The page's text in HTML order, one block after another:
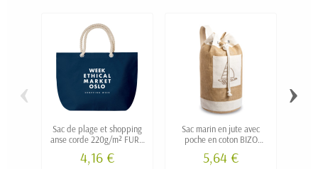
Sac de plage et shopping
anse corde 220g/m² FURU
4,16 €
Sac marin en jute avec
poche en coton BIZO
5,64 €
‹ ›